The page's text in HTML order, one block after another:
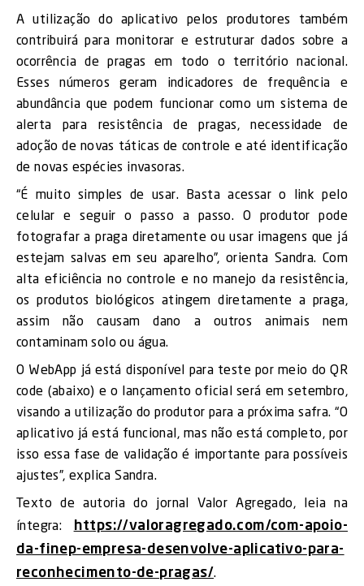
A utilização do aplicativo pelos produtores também
contribuirá para monitorar e estruturar dados sobre a
ocorrência de pragas em todo o território nacional.
Esses números geram indicadores de frequência e
abundância que podem funcionar como um sistema de
alerta para resistência de pragas, necessidade de
adoção de novas táticas de controle e até identificação
de novas espécies invasoras.
“É muito simples de usar. Basta acessar o link pelo
celular e seguir o passo a passo. O produtor pode
fotografar a praga diretamente ou usar imagens que já
estejam salvas em seu aparelho”, orienta Sandra. Com
alta eficiência no controle e no manejo da resistência,
os produtos biológicos atingem diretamente a praga,
assim não causam dano a outros animais nem
contaminam solo ou água.
O WebApp já está disponível para teste por meio do QR
code (abaixo) e o lançamento oficial será em setembro,
visando a utilização do produtor para a próxima safra. “O
aplicativo já está funcional, mas não está completo, por
isso essa fase de validação é importante para possíveis
ajustes”, explica Sandra.
Texto de autoria do jornal Valor Agregado, leia na
íntegra:
https://valoragregado.com/com-apoio-
da-finep-empresa-desenvolve-aplicativo-para-
reconhecimento-de-pragas/.